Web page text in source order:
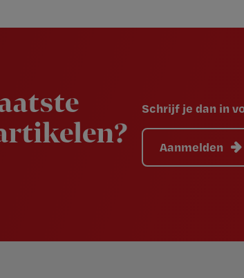
Schrijf je dan in
Aanmelden